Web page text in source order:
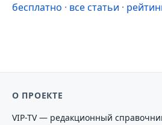
бесплатно · все статьи ·
О ПРОЕКТЕ
VIP-TV — редакционный